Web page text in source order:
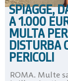
SPIAGGE,
A 1.000
MULTA
DISTURBA
PERICOLI
ROMA. Multe